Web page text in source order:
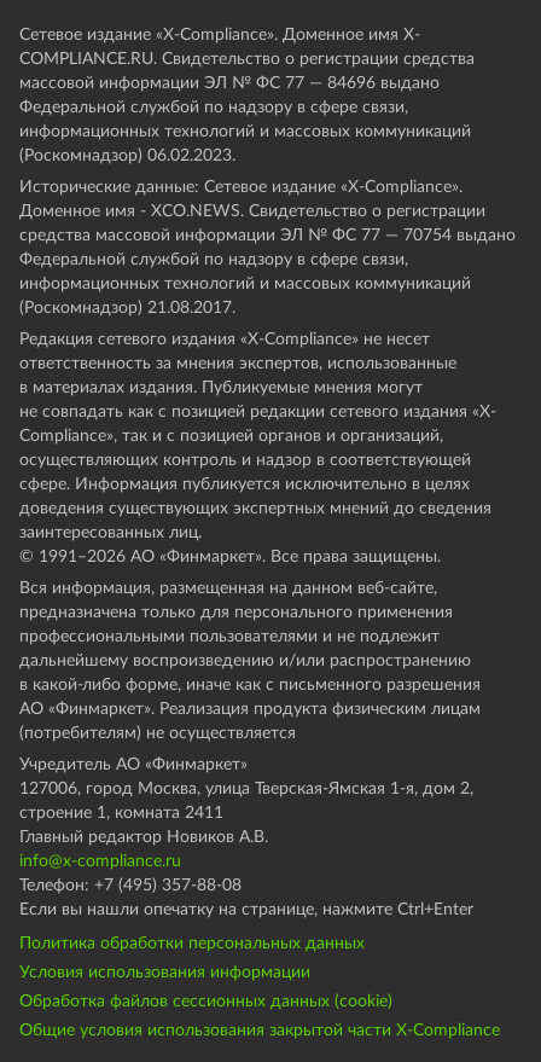
Сетевое издание «Х-Compliance». Доменное имя X-
COMPLIANCE.RU. Свидетельство о регистрации средства
массовой информации ЭЛ № ФС 77 — 84696 выдано
Федеральной службой по надзору в сфере связи,
информационных технологий и массовых коммуникаций
(Роскомнадзор) 06.02.2023.
Исторические данные: Сетевое издание «Х-Compliance».
Доменное имя - XCO.NEWS. Свидетельство о регистрации
средства массовой информации ЭЛ № ФС 77 — 70754 выдано
Федеральной службой по надзору в сфере связи,
информационных технологий и массовых коммуникаций
(Роскомнадзор) 21.08.2017.
Редакция сетевого издания «X-Compliance» не несет
ответственность за мнения экспертов, использованные
в материалах издания. Публикуемые мнения могут
не совпадать как с позицией редакции сетевого издания «X-
Compliance», так и с позицией органов и организаций,
осуществляющих контроль и надзор в соответствующей
сфере. Информация публикуется исключительно в целях
доведения существующих экспертных мнений до сведения
заинтересованных лиц.
© 1991–2026 АО «Финмаркет». Все права защищены.
Вся информация, размещенная на данном веб-сайте,
предназначена только для персонального применения
профессиональными пользователями и не подлежит
дальнейшему воспроизведению и/или распространению
в какой-либо форме, иначе как с письменного разрешения
АО «Финмаркет». Реализация продукта физическим лицам
(потребителям) не осуществляется
Учредитель АО «Финмаркет»
127006, город Москва, улица Тверская-Ямская 1-я, дом 2,
строение 1, комната 2411
Главный редактор Новиков А.В.
info@x-compliance.ru
Телефон: +7 (495) 357-88-08
Если вы нашли опечатку на странице, нажмите Ctrl+Enter
Политика обработки персональных данных
Условия использования информации
Обработка файлов сессионных данных (cookie)
Общие условия использования закрытой части X-Compliance